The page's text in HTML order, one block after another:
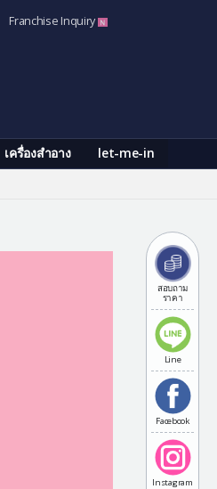
Franchise Inquiry
เครื่องสำอาง
let-me-in
สอบถาม
ราคา
Line
Facebook
Instagram